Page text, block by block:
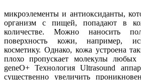
микроэлементы и антиоксиданты,
организм с пищей, попадают в
количестве. Можно наносить
поверхность кожи, например,
косметику. Однако, кожа устроена
плохо пропускает молекулы
geneO+ Технология Ultrasound
существенно увеличить